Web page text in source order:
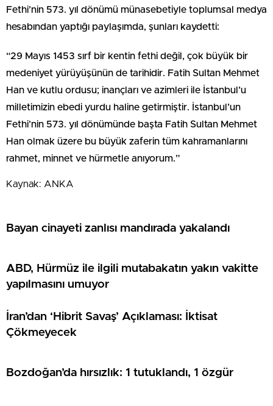
Fethi’nin 573. yıl dönümü münasebetiyle toplumsal medya
hesabından yaptığı paylaşımda, şunları kaydetti:
“29 Mayıs 1453 sırf bir kentin fethi değil, çok büyük bir
medeniyet yürüyüşünün de tarihidir. Fatih Sultan Mehmet
Han ve kutlu ordusu; inançları ve azimleri ile İstanbul’u
milletimizin ebedi yurdu haline getirmiştir. İstanbul’un
Fethi’nin 573. yıl dönümünde başta Fatih Sultan Mehmet
Han olmak üzere bu büyük zaferin tüm kahramanlarını
rahmet, minnet ve hürmetle anıyorum.”
Kaynak: ANKA
Bayan cinayeti zanlısı mandırada yakalandı
ABD, Hürmüz ile ilgili mutabakatın yakın vakitte
yapılmasını umuyor
İran’dan ‘Hibrit Savaş’ Açıklaması: İktisat
Çökmeyecek
Bozdoğan’da hırsızlık: 1 tutuklandı, 1 özgür